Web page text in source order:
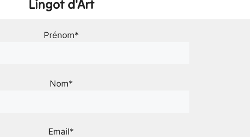
Lingot d'Art
Prénom*
Nom*
Email*